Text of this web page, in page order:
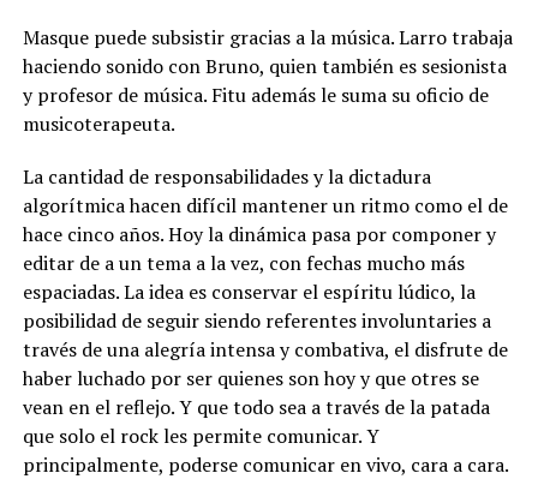
Masque puede subsistir gracias a la música. Larro trabaja
haciendo sonido con Bruno, quien también es sesionista
y profesor de música. Fitu además le suma su oficio de
musicoterapeuta.
La cantidad de responsabilidades y la dictadura
algorítmica hacen difícil mantener un ritmo como el de
hace cinco años. Hoy la dinámica pasa por componer y
editar de a un tema a la vez, con fechas mucho más
espaciadas. La idea es conservar el espíritu lúdico, la
posibilidad de seguir siendo referentes involuntaries a
través de una alegría intensa y combativa, el disfrute de
haber luchado por ser quienes son hoy y que otres se
vean en el reflejo. Y que todo sea a través de la patada
que solo el rock les permite comunicar. Y
principalmente, poderse comunicar en vivo, cara a cara.